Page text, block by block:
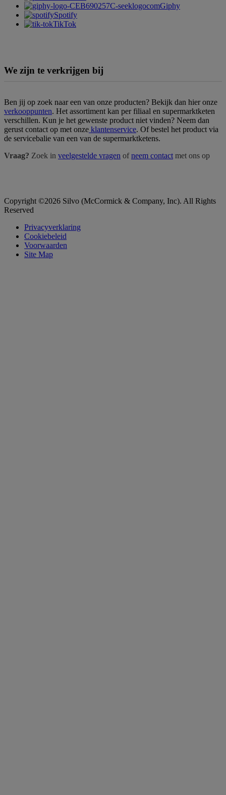
Giphy
Spotify
TikTok
We zijn te verkrijgen bij
Ben jij op zoek naar een van onze producten? Bekijk dan hier onze
verkooppunten. Het assortiment kan per filiaal en supermarktketen
verschillen. Kun je het gewenste product niet vinden? Neem dan
gerust contact op met onze klantenservice. Of bestel het product via
de servicebalie van een van de supermarktketens.
Vraag? Zoek in veelgestelde vragen ofneem contact met ons op
Copyright ©2026 Silvo (McCormick & Company, Inc). All Rights
Reserved
Privacyverklaring
Cookiebeleid
Voorwaarden
Site Map